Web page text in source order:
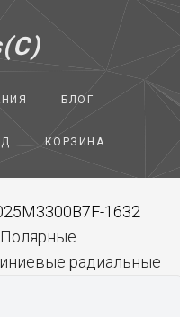
БЛОГ
КОРЗИНА
1632
радиальные